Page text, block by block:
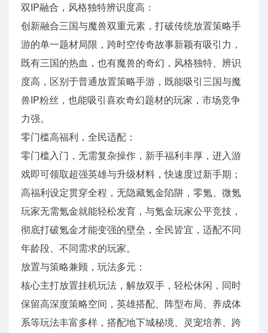
双IP融合，风格独特辨识度高：
创新融合三国与魔兽双重元素，打破传统放置策略手
游的单一题材局限，跨时空传奇故事新颖有吸引力，
既有三国的热血，也有魔兽的奇幻，风格独特、辨识
度高，区别于普通放置策略手游，既能吸引三国与魔
兽IP粉丝，也能吸引喜欢奇幻题材的玩家，市场竞争
力强。
零门槛高福利，全民适配：
零门槛入门，无需复杂操作，新手福利丰厚，进入游
戏即可领取超强英雄与升级材料，快速度过新手期；
高福利设定贯穿全程，无隐藏氪金陷阱，零氪、微氪
玩家无需氪金就能轻松发育，与氪金玩家公平竞技，
彻底打破氪金才能变强的壁垒，全民皆宜，适配不同
年龄段、不同需求的玩家。
放置与策略兼顾，玩法多元：
核心主打放置挂机玩法，解放双手，轻松休闲，同时
保留高深度策略空间，英雄搭配、阵型布局、养成体
系等玩法丰富多样，搭配地下城秘境、灵宠培养、跨